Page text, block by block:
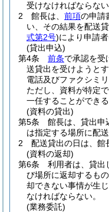
受けなければならない
2
館長は、 前項の申請
い、その結果を配送
式第2号)により申請
(貸出申込)
第4条
前条で承認を受
送貸出を受けようと
電話及びファクシミ
ただし、資料が特定
一任することができる
(資料の貸出)
第5条
館長は、貸出申
は指定する場所に配
2
配送貸出の日は、館
(資料の返却)
第6条
利用者は、貸出
び場所に返却するもの
却できない事情が生
なければならない。
(業務委託)